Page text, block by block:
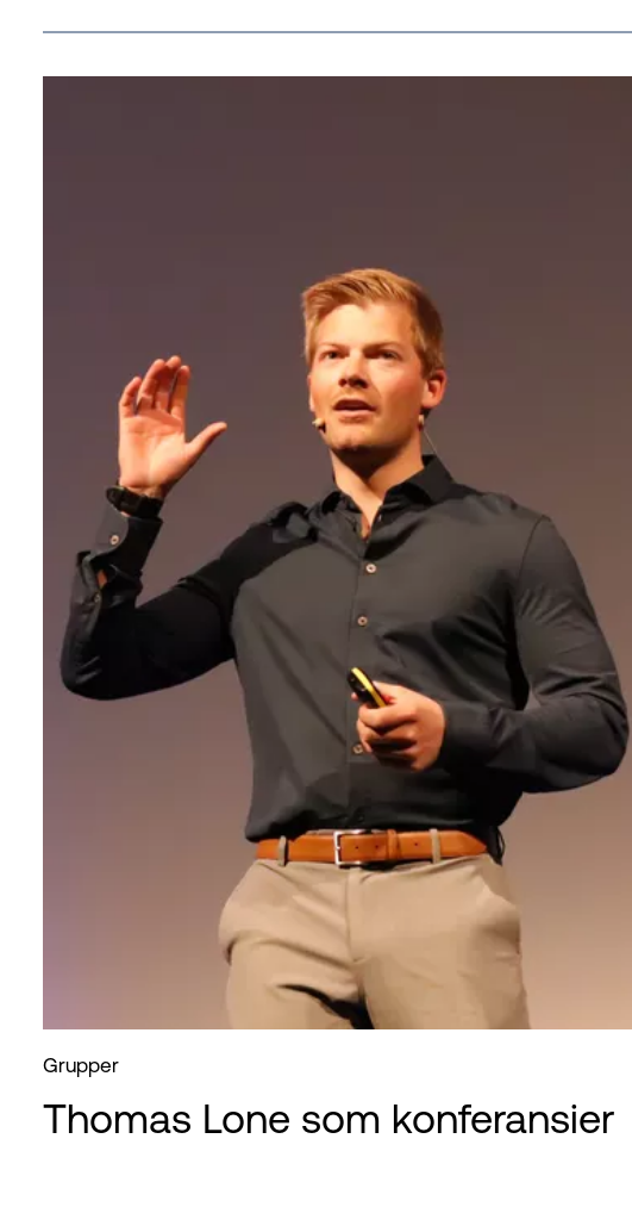
Grupper
Thomas Lone som konferansier